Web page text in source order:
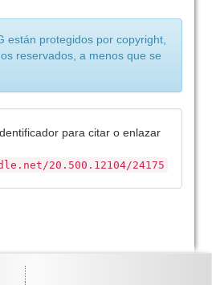
están protegidos por copyright,
reservados, a menos que se
para citar o enlazar
20.500.12104/24175